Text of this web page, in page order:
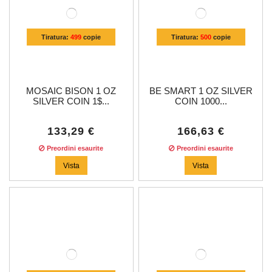
Tiratura:499 copie
MOSAIC BISON 1 OZ
SILVER COIN 1$...
133,29 €
Preordini esaurite
Vista
Tiratura: 500copie
BE SMART 1 OZ SILVER
COIN 1000...
166,63 €
Preordini esaurite
Vista